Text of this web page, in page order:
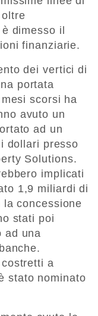
dimesso il
finanziarie.
dei vertici di
portata
scorsi ha
avuto un
ad un
dollari presso
Solutions.
implicati
1,9 miliardi di
concessione
stati poi
ad una
a
stato nominato